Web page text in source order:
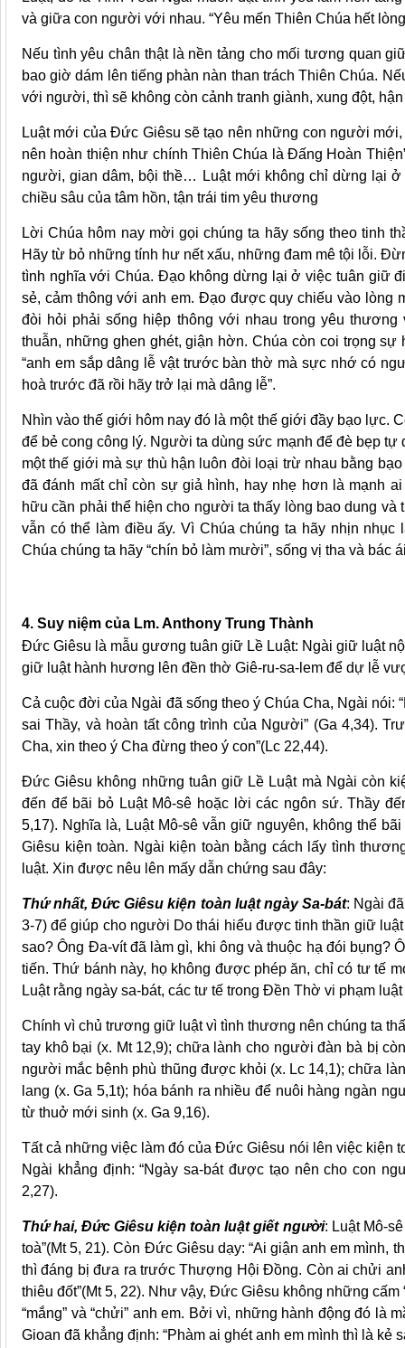
và giữa con người với nhau. “Yêu mến Thiên Chúa hết
Nếu tình yêu chân thật là nền tảng cho mối tương quan
bao giờ dám lên tiếng phàn nàn than trách Thiên Chúa.
với người, thì sẽ không còn cảnh tranh giành, xung đột,
Luật mới của Đức Giêsu sẽ tạo nên những con người
nên hoàn thiện như chính Thiên Chúa là Đấng Hoàn
người, gian dâm, bội thề… Luật mới không chỉ dừng lại
chiều sâu của tâm hồn, tận trái tim yêu thương
Lời Chúa hôm nay mời gọi chúng ta hãy sống theo tinh
Hãy từ bỏ những tính hư nết xấu, những đam mê tội lỗi.
tình nghĩa với Chúa. Đạo không dừng lại ở việc tuân giữ
sẻ, cảm thông với anh em. Đạo được quy chiếu vào lòng
đòi hỏi phải sống hiệp thông với nhau trong yêu
thuẫn, những ghen ghét, giận hờn. Chúa còn coi trọng
“anh em sắp dâng lễ vật trước bàn thờ mà sực nhớ có
hoà trước đã rồi hãy trở lại mà dâng lễ”.
Nhìn vào thế giới hôm nay đó là một thế giới đầy bạo lực.
để bẻ cong công lý. Người ta dùng sức mạnh để đè bẹp
một thế giới mà sự thù hận luôn đòi loại trừ nhau bằng
đã đánh mất chỉ còn sự giả hình, hay nhẹ hơn là mạnh
hữu cần phải thể hiện cho người ta thấy lòng bao dung
vẫn có thể làm điều ấy. Vì Chúa chúng ta hãy nhịn
Chúa chúng ta hãy “chín bỏ làm mười”, sống vị tha và bác
4. Suy niệm của Lm. Anthony Trung Thành
Đức Giêsu là mẫu gương tuân giữ Lề Luật: Ngài giữ luật
giữ luật hành hương lên đền thờ Giê-ru-sa-lem để dự lễ
Cả cuộc đời của Ngài đã sống theo ý Chúa Cha, Ngài
sai Thầy, và hoàn tất công trình của Người” (Ga 4,34).
Cha, xin theo ý Cha đừng theo ý con”(Lc 22,44).
Đức Giêsu không những tuân giữ Lề Luật mà Ngài còn
đến để bãi bỏ Luật Mô-sê hoặc lời các ngôn sứ. Thầy
5,17). Nghĩa là, Luật Mô-sê vẫn giữ nguyên, không thể
Giêsu kiện toàn. Ngài kiện toàn bằng cách lấy tình
luật. Xin được nêu lên mấy dẫn chứng sau đây:
Thứ nhất, Đức Giêsu kiện toàn luật ngày Sa-bát: Ngài
3-7) để giúp cho người Do thái hiểu được tinh thần giữ
sao? Ông Đa-vít đã làm gì, khi ông và thuộc hạ đói bụng?
tiến. Thứ bánh này, họ không được phép ăn, chỉ có tư tế
Luật rằng ngày sa-bát, các tư tế trong Đền Thờ vi phạm
Chính vì chủ trương giữ luật vì tình thương nên chúng ta
tay khô bại (x. Mt 12,9); chữa lành cho người đàn bà bị
người mắc bệnh phù thũng được khỏi (x. Lc 14,1); chữa
lang (x. Ga 5,1t); hóa bánh ra nhiều để nuôi hàng ngàn
từ thuở mới sinh (x. Ga 9,16).
Tất cả những việc làm đó của Đức Giêsu nói lên việc
Ngài khẳng định: “Ngày sa-bát được tạo nên cho con
2,27).
Thứ hai, Đức Giêsu kiện toàn luật giết người: Luật Mô-
toà”(Mt 5, 21). Còn Đức Giêsu dạy: “Ai giận anh em mình,
thì đáng bị đưa ra trước Thượng Hội Đồng. Còn ai chửi
thiêu đốt”(Mt 5, 22). Như vậy, Đức Giêsu không những
“mắng” và “chửi” anh em. Bởi vì, những hành động đó là
Gioan đã khẳng định: “Phàm ai ghét anh em mình thì là kẻ